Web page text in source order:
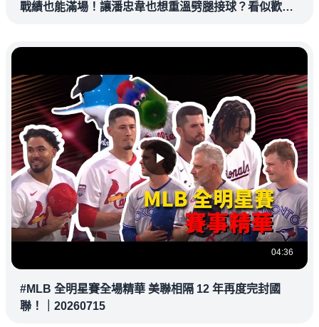
戰績也能滿場！讓潘忠韋也想重溫劈腿接球？看似歡樂
04:36
#MLB 全明星賽全場精華 美聯相隔 12 年再度完封國
聯！｜20260715